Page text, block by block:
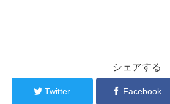
シェアする
Twitter Facebook